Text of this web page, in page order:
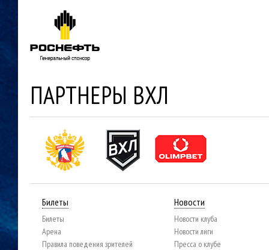
ПАРТНЕРЫ ВХЛ
Билеты
Билеты
Арена
Правила поведения зрителей
Новости
Новости клуба
Новости лиги
Пресса о клубе